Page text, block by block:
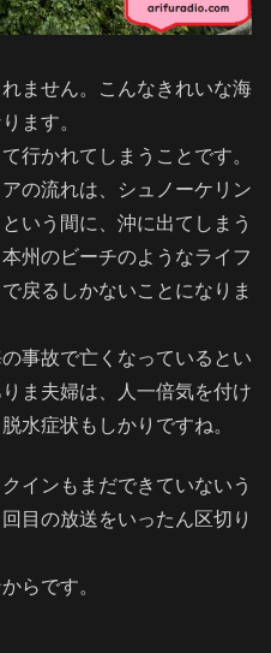
ません。こんなきれいな海
ます。
行かれてしまうことです。
の流れは、シュノーケリン
いう間に、沖に出てしまう
州のビーチのようなライフ
戻るしかないことになりま
事故で亡くなっているとい
ま夫婦は、人一倍気を付け
水症状もしかりですね。
インもまだできていないう
目の放送をいったん区切り
らです。